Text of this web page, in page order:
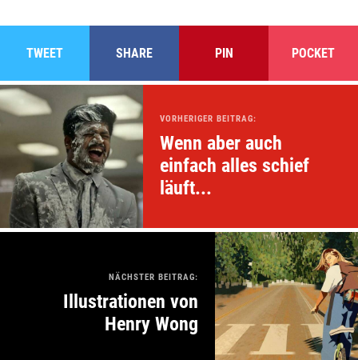
TWEET SHARE PIN POCKET
VORHERIGER BEITRAG:
Wenn aber auch
einfach alles schief
läuft...
NÄCHSTER BEITRAG:
Illustrationen von
Henry Wong